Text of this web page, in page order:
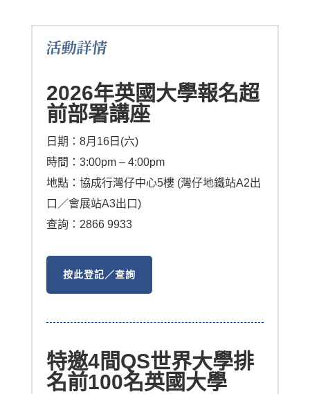
活動詳情
2026年英國大學報名超
前部署講座
日期：8月16日(六)
時間：3:00pm – 4:00pm
地點：協成行灣仔中心5樓 (灣仔地鐵站A2出
口／會展站A3出口)
查詢：2866 9933
按此登記／查詢
特邀4間QS世界大學排
名前100名英國大學